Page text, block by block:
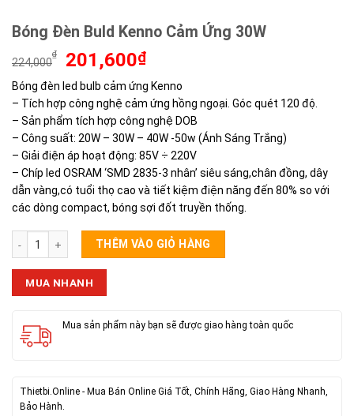
Bóng Đèn Buld Kenno Cảm Ứng 30W
224,000
₫
Giá
là:
224,000₫.
201,600₫Giá
tại
là:
201,600₫.
Bóng đèn led bulb cảm ứng Kenno
– Tích hợp công nghệ cảm ứng hồng ngoại. Góc quét 120 độ.
– Sản phẩm tích hợp công nghệ DOB
– Công suất: 20W – 30W – 40W -50w (Ánh Sáng Trắng)
– Giải điện áp hoạt động: 85V ÷ 220V
– Chíp led OSRAM ‘SMD 2835-3 nhân’ siêu sáng,chân đồng, dây
dẫn vàng,có tuổi thọ cao và tiết kiệm điện năng đến 80% so với
các dòng compact, bóng sợi đốt truyền thống.
Bóng Đèn Buld Kenno Cảm Ứng 30W số lượng
THÊM VÀO GIỎ HÀNG
MUA NHANH
Mua sản phẩm này bạn sẽ được giao hàng toàn quốc
Thietbi.Online - Mua Bán Online Giá Tốt, Chính Hãng, Giao Hàng Nhanh,
Bảo Hành.